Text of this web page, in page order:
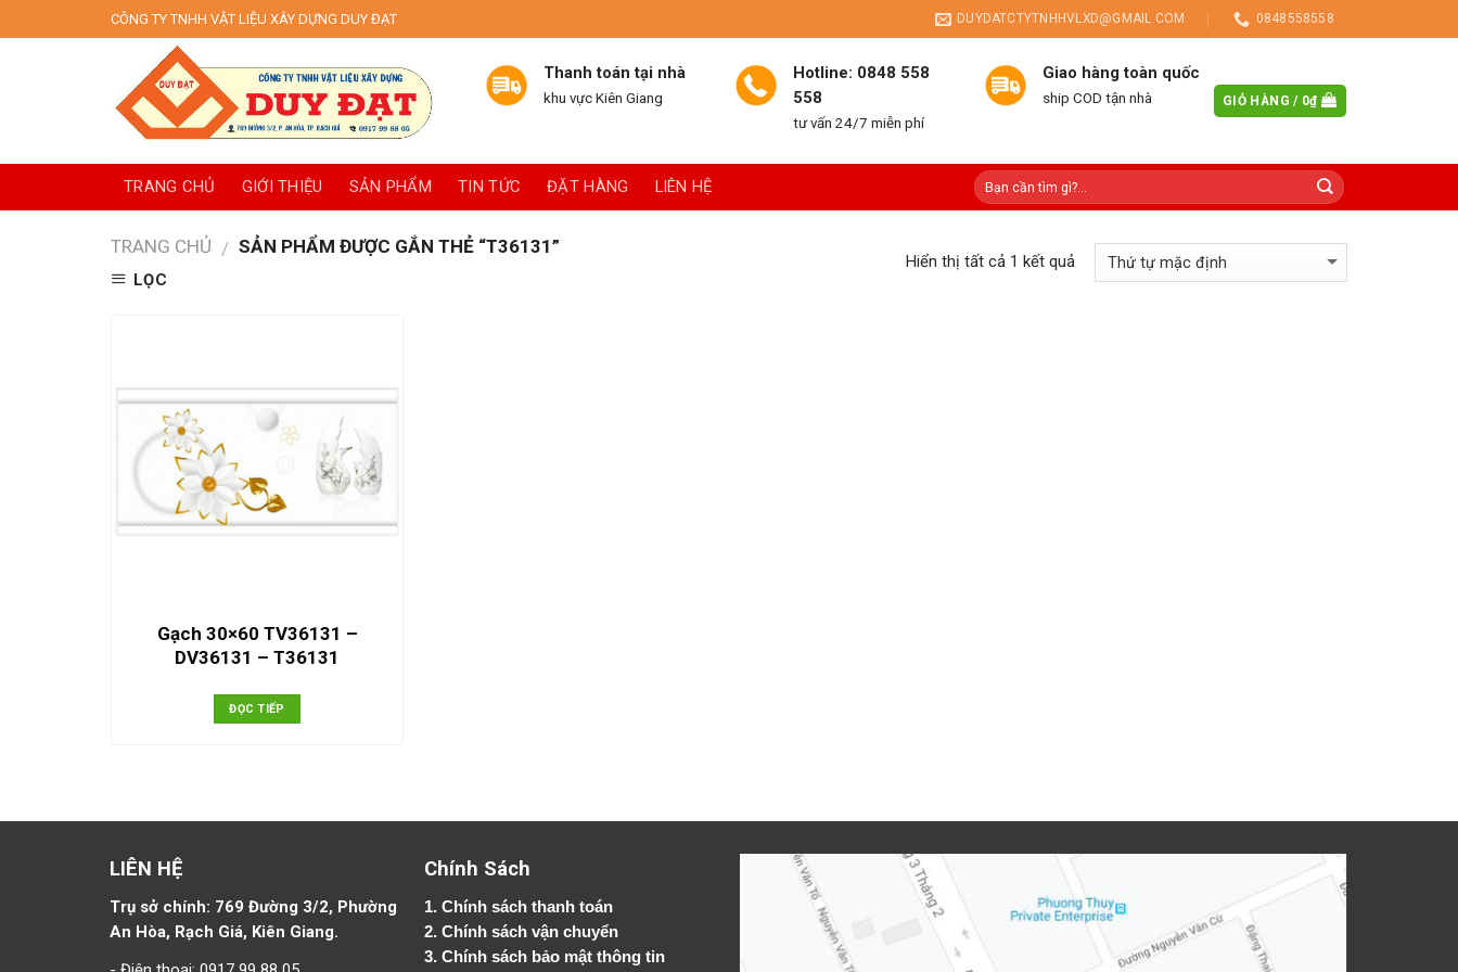
to
CÔNG TY TNHH VẬT LIỆU XÂY DỰNG DUY ĐẠT DUYDATCTYTNHHVLXD@GMAIL.COM 0848558558
Thanh toán tại nhà
khu vực Kiên Giang
Hotline: 0848 558
558
tư vấn 24/7 miễn phí
Giao hàng toàn quốc
ship COD tận nhà GIỎ HÀNG / 0₫
TRANG CHỦ GIỚI THIỆU SẢN PHẨM TIN TỨC ĐẶT HÀNG LIÊN HỆ
TRANG CHỦ / SẢN PHẨM ĐƯỢC GẮN THẺ “T36131”
LỌC
Hiển thị tất cả 1 kết quả
Gạch 30×60 TV36131 –
DV36131 – T36131
ĐỌC TIẾP
LIÊN HỆ
Trụ sở chính: 769 Đường 3/2, Phường
An Hòa, Rạch Giá, Kiên Giang.
Chính Sách
1.Chính sách thanh toán
2.Chính sách vận chuyển
3. Chính sách bảo mật thông tin